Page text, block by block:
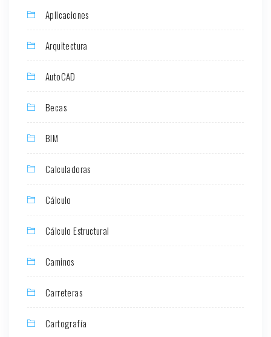
Aplicaciones
Arquitectura
AutoCAD
Becas
BIM
Calculadoras
Cálculo
Cálculo Estructural
Caminos
Carreteras
Cartografía